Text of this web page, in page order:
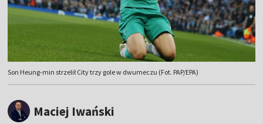
Son Heung-min strzelił City trzy gole w dwumeczu (Fot. PAP/EPA)
Maciej Iwański